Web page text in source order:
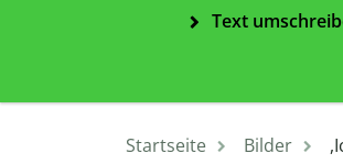
Text
Startseite Bilder